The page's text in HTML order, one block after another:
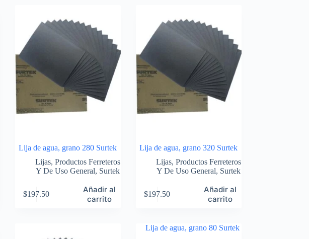
Lija de agua, grano 280 Surtek
Lijas,Productos Ferreteros
Y De Uso General, Surtek
$197.50
Añadir al
carrito
Lija de agua, grano 320 Surtek
Lijas,Productos Ferreteros
Y De Uso General, Surtek
$197.50
Añadir al
carrito